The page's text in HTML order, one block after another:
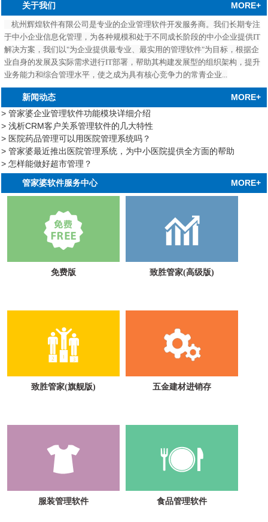
关于我们 MORE+
杭州辉煌软件有限公司是专业的企业管理软件开发服务商。我们长期专注
于中小企业信息化管理，为各种规模和处于不同成长阶段的中小企业提供IT
解决方案，我们以"为企业提供最专业、最实用的管理软件"为目标，根据企
业自身的发展及实际需求进行IT部署，帮助其构建发展型的组织架构，提升
业务能力和综合管理水平，使之成为具有核心竞争力的常青企业...
新闻动态
MORE+
> 管家婆企业管理软件功能模块详细介绍
> 浅析CRM客户关系管理软件的几大特性
> 医院药品管理可以用医院管理系统吗？
> 管家婆最近推出医院管理系统，为中小医院提供全方面的帮助
> 怎样能做好超市管理？
管家婆软件服务中心 MORE+
免费版 致胜管家(高级版)
致胜管家(旗舰版) 五金建材进销存
服装管理软件 食品管理软件